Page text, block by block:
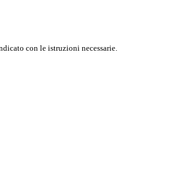
con le istruzioni necessarie.